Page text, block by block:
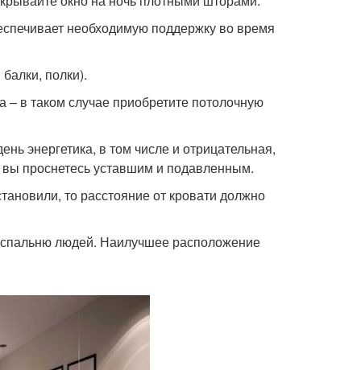
необходимую поддержку во время
полки).
в таком случае приобретите потолочную
энергетика, в том числе и отрицательная,
проснетесь уставшим и подавленным.
то расстояние от кровати должно
людей. Наилучшее расположение